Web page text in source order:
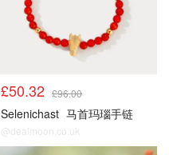
£50.32 £96.00
Selenichast 马首玛瑙手链
@dealmoon.co.uk